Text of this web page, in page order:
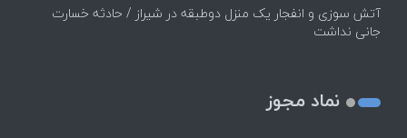
آتش سوزی و انفجار یک منزل دوطبقه در شیراز / حادثه خسارت
جانی نداشت
نماد مجوز